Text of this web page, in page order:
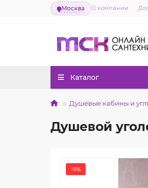
Москва О компании
Каталог
Душевые кабины и
Душевой
-9%